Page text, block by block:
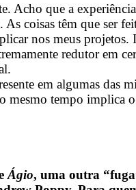
Acho que a
As coisas têm que ser
nos meus
redutor em
em algumas das
mesmo tempo implica
Ágio, uma outra